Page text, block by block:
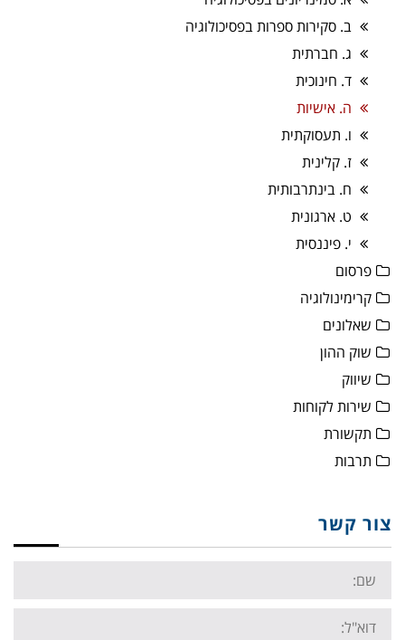
ב. סקירות ספרות בפסיכולוגיה
ג. חברתית
ד. חינוכית
ה. אישיות
ו. תעסוקתית
ז. קלינית
ח. בינתרבותית
ט. ארגונית
י. פיננסית
פרסום
קרימינולוגיה
שאלונים
שוק ההון
שיווק
שירות לקוחות
תקשורת
תרבות
צור קשר
Name:
Email: